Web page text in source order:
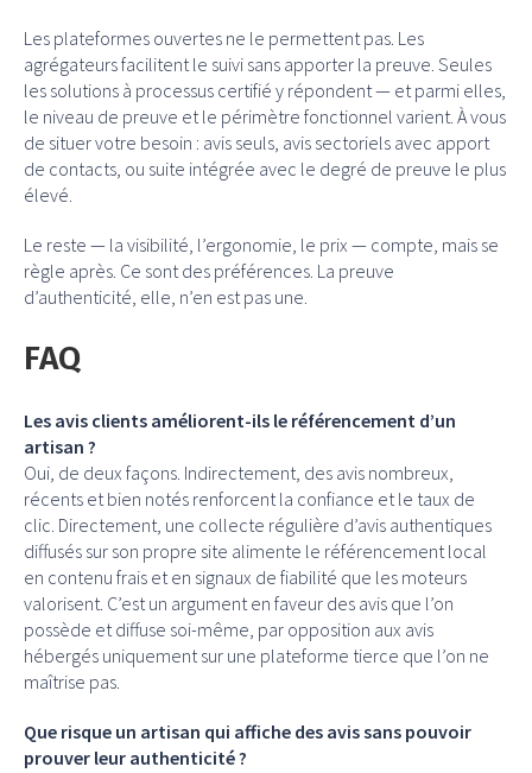
Les plateformes ouvertes ne le permettent pas. Les
agrégateurs facilitent le suivi sans apporter la preuve. Seules
les solutions à processus certifié y répondent — et parmi elles,
le niveau de preuve et le périmètre fonctionnel varient. À vous
de situer votre besoin : avis seuls, avis sectoriels avec apport
de contacts, ou suite intégrée avec le degré de preuve le plus
élevé.
Le reste — la visibilité, l’ergonomie, le prix — compte, mais se
règle après. Ce sont des préférences. La preuve
d’authenticité, elle, n’en est pas une.
FAQ
Les avis clients améliorent-ils le référencement d’un
artisan ?
Oui, de deux façons. Indirectement, des avis nombreux,
récents et bien notés renforcent la confiance et le taux de
clic. Directement, une collecte régulière d’avis authentiques
diffusés sur son propre site alimente le référencement local
en contenu frais et en signaux de fiabilité que les moteurs
valorisent. C’est un argument en faveur des avis que l’on
possède et diffuse soi-même, par opposition aux avis
hébergés uniquement sur une plateforme tierce que l’on ne
maîtrise pas.
Que risque un artisan qui affiche des avis sans pouvoir
prouver leur authenticité ?